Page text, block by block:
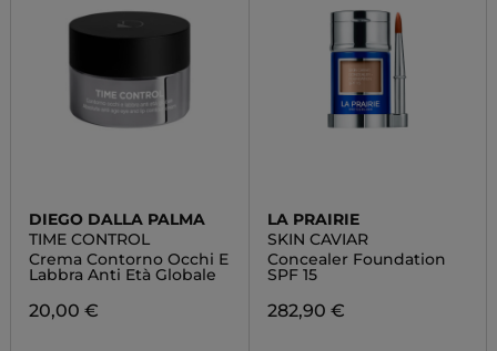
DIEGO DALLA PALMA
TIME CONTROL
Crema Contorno Occhi E
Labbra Anti Età Globale
20,00 €
LA PRAIRIE
SKIN CAVIAR
Concealer Foundation
SPF 15
282,90 €